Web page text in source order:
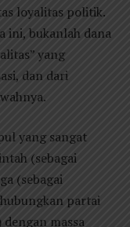
loyalitas politik.
ini, bukanlah dana
yang
dan dari
yang sangat
(sebagai
(sebagai
partai
massa